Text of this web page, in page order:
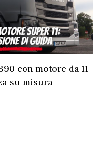
con motore da 11
su misura